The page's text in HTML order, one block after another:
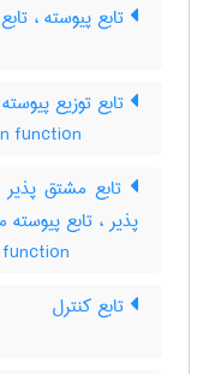
تابع پیوسته ،
تابع توزیع پیوسته
function
تابع مشتق
پذیر ، تابع پیوسته
تابع کنترل